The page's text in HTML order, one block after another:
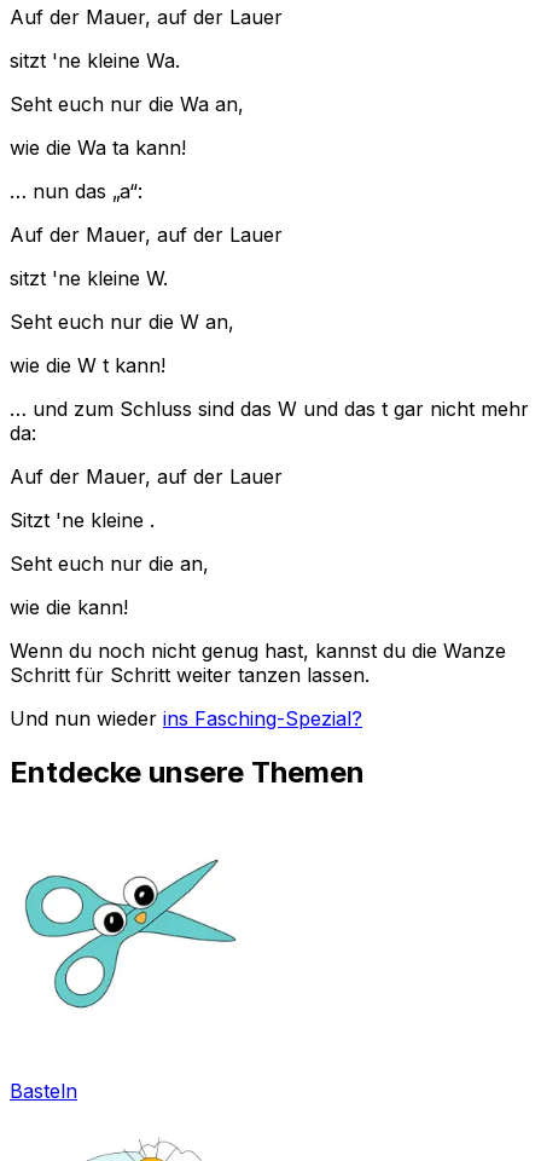
Auf der Mauer, auf der Lauer
sitzt 'ne kleine Wa.
Seht euch nur die Wa an,
wie die Wa ta kann!
… nun das „a“:
Auf der Mauer, auf der Lauer
sitzt 'ne kleine W.
Seht euch nur die W an,
wie die W t kann!
… und zum Schluss sind das W und das t gar nicht mehr
da:
Auf der Mauer, auf der Lauer
Sitzt 'ne kleine .
Seht euch nur die an,
wie die kann!
Wenn du noch nicht genug hast, kannst du die Wanze
Schritt für Schritt weiter tanzen lassen.
Und nun wieder ins Fasching-Spezial?
Entdecke unsere Themen
Basteln